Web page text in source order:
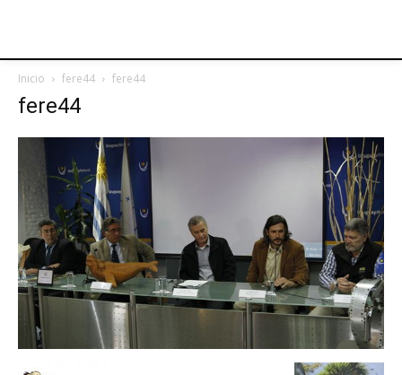
Inicio fere44 fere44
fere44